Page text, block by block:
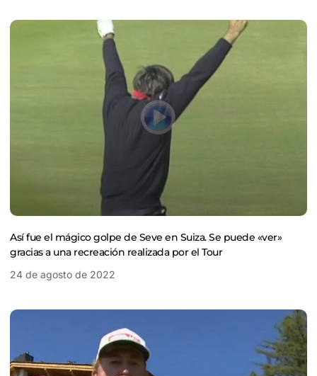
Así fue el mágico golpe de Seve en Suiza. Se puede «ver»
gracias a una recreación realizada por el Tour
24 de agosto de 2022